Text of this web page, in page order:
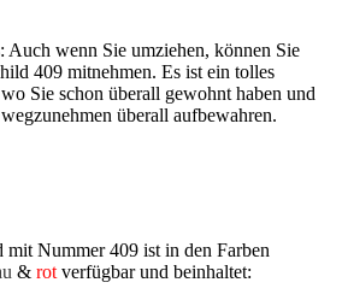
wenn Sie umziehen, können Sie
409 mitnehmen. Es ist ein tolles
Sie schon überall gewohnt haben und
überall aufbewahren.
mit Nummer 409 ist in den Farben
& rot verfügbar und beinhaltet: